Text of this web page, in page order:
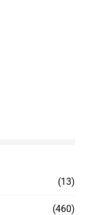
(13)
(460)